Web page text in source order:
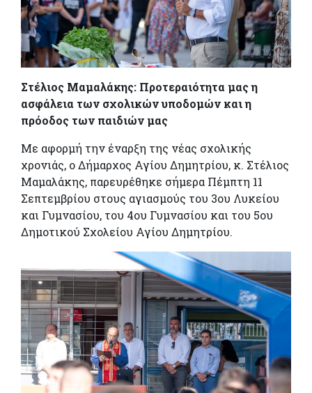
Στέλιος Μαμαλάκης: Προτεραιότητα μας η
ασφάλεια των σχολικών υποδομών και η
πρόοδος των παιδιών μας
Με αφορμή την έναρξη της νέας σχολικής
χρονιάς, ο Δήμαρχος Αγίου Δημητρίου, κ. Στέλιος
Μαμαλάκης, παρευρέθηκε σήμερα Πέμπτη 11
Σεπτεμβρίου στους αγιασμούς του 3ου Λυκείου
και Γυμνασίου, του 4ου Γυμνασίου και του 5ου
Δημοτικού Σχολείου Αγίου Δημητρίου.